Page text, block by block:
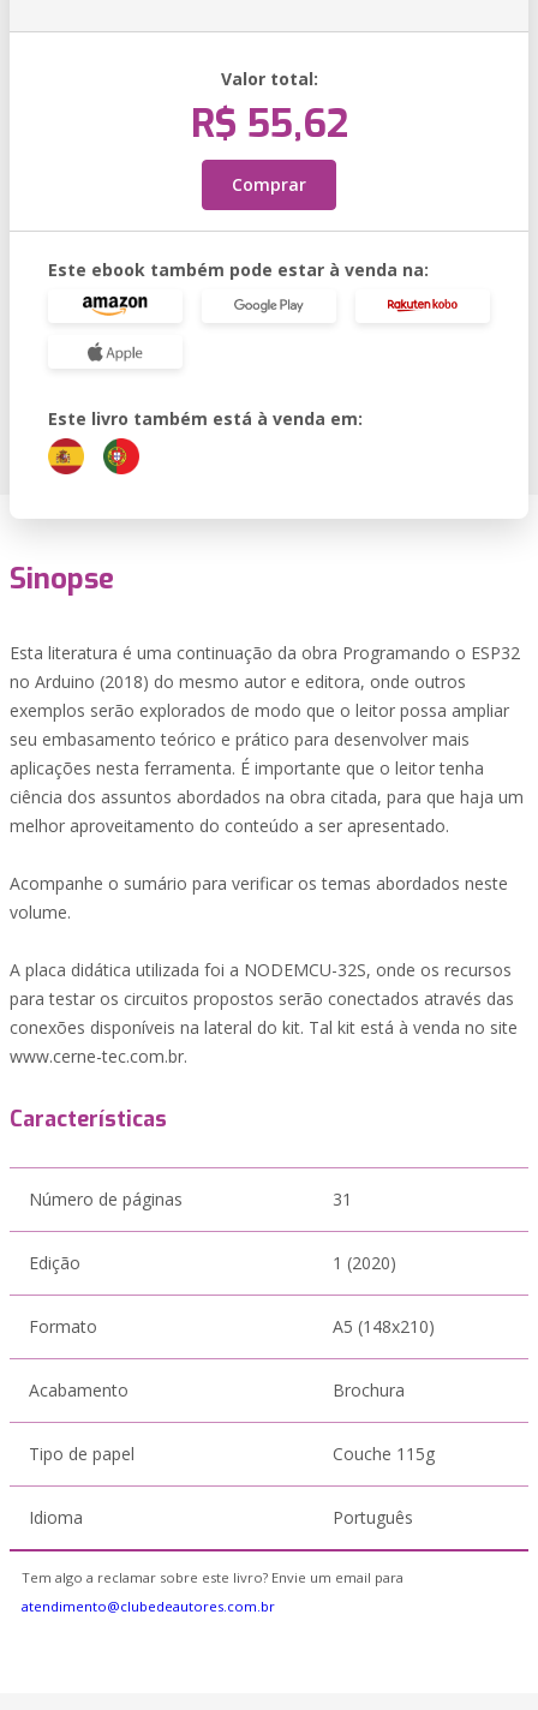
Valor total:
R$ 55,62
Comprar
Este ebook também pode estar à venda na:
Este livro também está à venda em:
Sinopse
Esta literatura é uma continuação da obra Programando o ESP32
no Arduino (2018) do mesmo autor e editora, onde outros
exemplos serão explorados de modo que o leitor possa ampliar
seu embasamento teórico e prático para desenvolver mais
aplicações nesta ferramenta. É importante que o leitor tenha
ciência dos assuntos abordados na obra citada, para que haja um
melhor aproveitamento do conteúdo a ser apresentado.
Acompanhe o sumário para verificar os temas abordados neste
volume.
A placa didática utilizada foi a NODEMCU-32S, onde os recursos
para testar os circuitos propostos serão conectados através das
conexões disponíveis na lateral do kit. Tal kit está à venda no site
www.cerne-tec.com.br.
Características
Número de páginas 31
Edição 1 (2020)
Formato A5 (148x210)
Acabamento Brochura
Tipo de papel Couche 115g
Idioma Português
Tem algo a reclamar sobre este livro? Envie um email para
atendimento@clubedeautores.com.br